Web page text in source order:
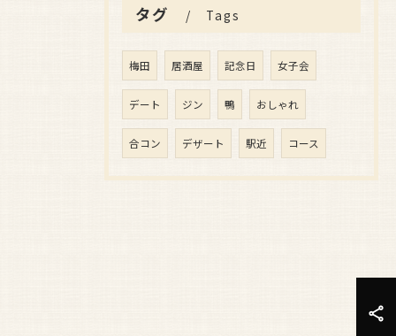
タグ Tags
梅田 居酒屋 記念日 女子会
デート ジン 鴨 おしゃれ
合コン デザート 駅近 コース